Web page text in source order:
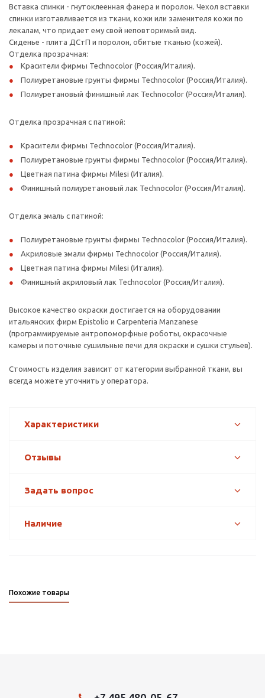
Вставка спинки - гнутоклеенная фанера и поролон. Чехол вставки
спинки изготавливается из ткани, кожи или заменителя кожи по
лекалам, что придает ему свой неповторимый вид.
Сиденье - плита ДСтП и поролон, обитые тканью (кожей).
Отделка прозрачная:
Красители фирмы Technocolor (Россия/Италия).
Полиуретановые грунты фирмы Technocolor (Россия/Италия).
Полиуретановый финишный лак Technocolor (Россия/Италия).
Отделка прозрачная с патиной:
Красители фирмы Technocolor (Россия/Италия).
Полиуретановые грунты фирмы Technocolor (Россия/Италия).
Цветная патина фирмы Milesi (Италия).
Финишный полиуретановый лак Technocolor (Россия/Италия).
Отделка эмаль с патиной:
Полиуретановые грунты фирмы Technocolor (Россия/Италия).
Акриловые эмали фирмы Technocolor (Россия/Италия).
Цветная патина фирмы Milesi (Италия).
Финишный акриловый лак Technocolor (Россия/Италия).
Высокое качество окраски достигается на оборудовании
итальянских фирм Epistolio и Carpenteria Manzanese
(программируемые антропоморфные роботы, окрасочные
камеры и поточные сушильные печи для окраски и сушки стульев).
Стоимость изделия зависит от категории выбранной ткани, вы
всегда можете уточнить у оператора.
Характеристики
Отзывы
Задать вопрос
Наличие
Похожие товары